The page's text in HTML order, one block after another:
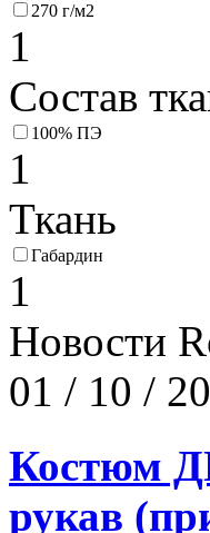
270 г/м2
1
Состав
100% ПЭ
1
Ткань
Габардин
1
Новости
01 / 10 /
Костюм
рукав